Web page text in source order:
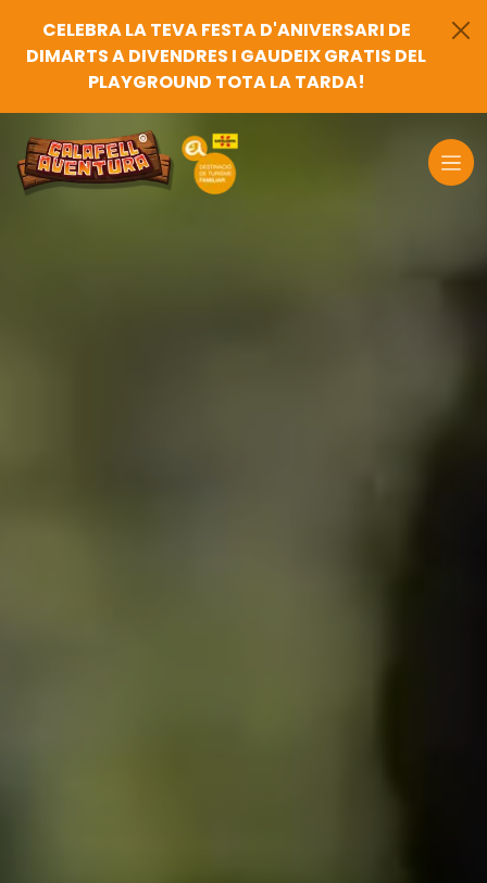
CELEBRA LA TEVA FESTA D'ANIVERSARI DE
DIMARTS A DIVENDRES I GAUDEIX GRATIS DEL
PLAYGROUND TOTA LA TARDA!